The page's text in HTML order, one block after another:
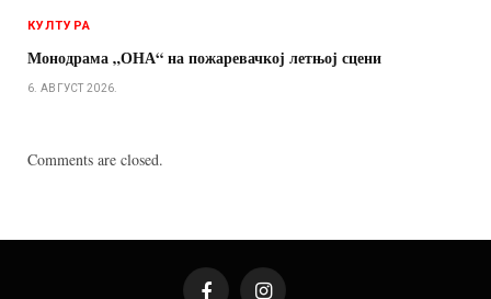
КУЛТУРА
Монодрама „ОНА“ на пожаревачкој летњој сцени
6. АВГУСТ 2026.
Comments are closed.